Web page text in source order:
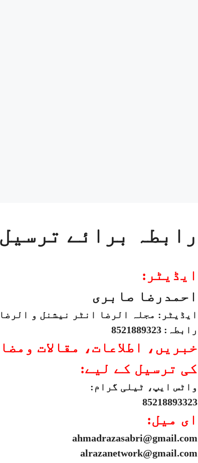
رابطہ برائے
ایڈیٹر:
احمدرضا صابری
ایڈیٹر: مجلہ الرضا انٹر نیشنل و
رابطہ: 8521889323
خبریں، اطلاعات، مقالات
کی ترسیل کے لیے:
واٹس ایپ، ٹیلی گرام:
85218893323
ای میل:
ahmadrazasabri@gmail.com
alrazanetwork@gmail.com